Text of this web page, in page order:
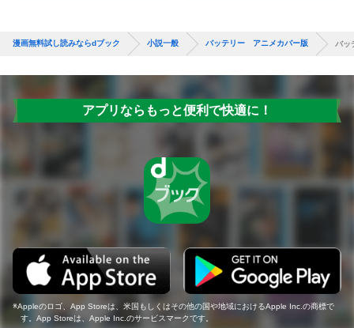
漫画無料試し読みならdブック 小説一般 バッテリー アニメカバー版 バッ
アプリならもっと便利で快適に！
Appleのロゴ、App Storeは、米国もしくはその他の国や地域におけるApple Inc.の商標で
す。App Storeは、Apple Inc.のサービスマークです。